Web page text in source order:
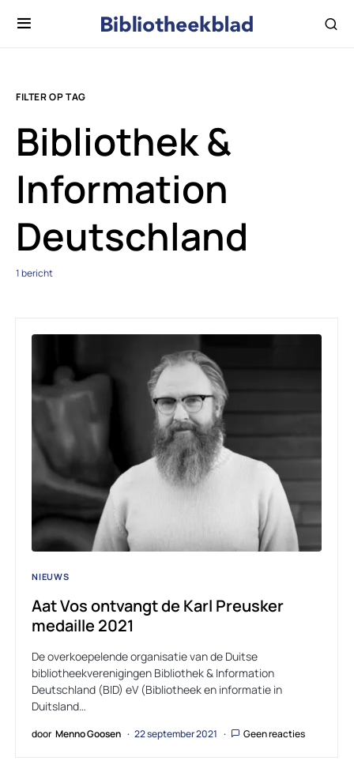
FILTER OP TAG
Bibliothek &
Information
Deutschland
1 bericht
NIEUWS
Aat Vos ontvangt de Karl Preusker
medaille 2021
De overkoepelende organisatie van de Duitse
bibliotheekverenigingen Bibliothek & Information
Deutschland (BID) eV (Bibliotheek en informatie in
Duitsland…
door Menno Goosen 22 september 2021 Geen reacties